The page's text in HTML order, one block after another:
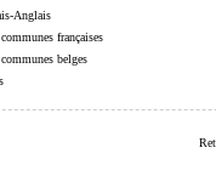
Anglais
françaises
belges